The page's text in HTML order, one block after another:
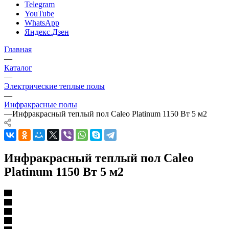
Telegram
YouTube
WhatsApp
Яндекс.Дзен
Главная
—
Каталог
—
Электрические теплые полы
—
Инфракрасные полы
—Инфракрасный теплый пол Caleo Platinum 1150 Вт 5 м2
Инфракрасный теплый пол Caleo
Platinum 1150 Вт 5 м2